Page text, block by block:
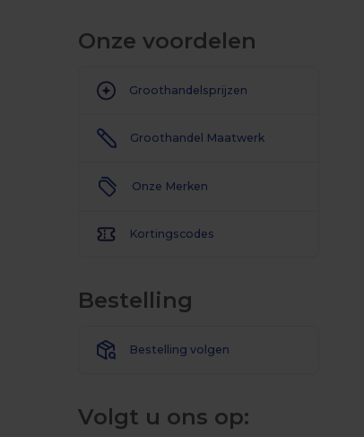
Onze voordelen
Groothandelsprijzen
Groothandel Maatwerk
Onze Merken
Kortingscodes
Bestelling
Bestelling volgen
Volgt u ons op: